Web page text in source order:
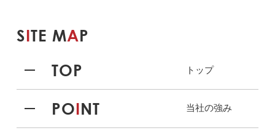
SITE MAP
TOP
トップ
POINT 当社の強み